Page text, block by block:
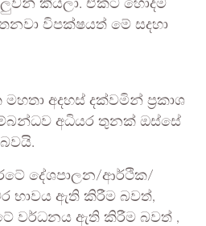
කියලා. ඒකට හොදම
විපක්ෂයත් මේ සදහා
අදහස් දක්වමින් ප්‍රකාශ
අධියර තුනක් ඔස්සේ
දේශපාලන/ආර්ථික/
භාවය ඇති කිරීම බවත්,
වර්ධනය ඇති කිරීම බවත් ,